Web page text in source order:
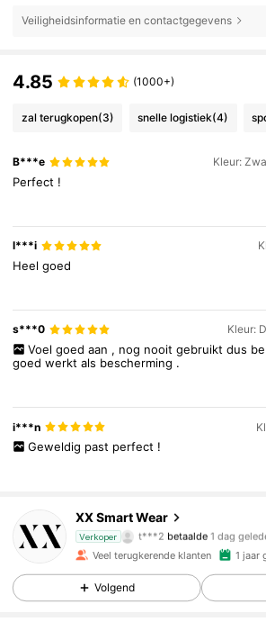
Veiligheidsinformatie en contactgegevens
4.85 (1000+)
zal terugkopen(3) snelle logistiek(4)
B***e Kleur:
Perfect !
l***i
Heelgoed
s***0 Kleur:
Voel goed aan , nog nooit gebruikt dus
goedwerktals bescherming .
i***n
Geweldig past perfect !
XX Smart Wear
Verkoper
4.83
1.8K Volgers
t***2 betaalde 1 dag
4.83 1.8K Volgers
Veel terugkerende klanten 1 jaar
Volgend